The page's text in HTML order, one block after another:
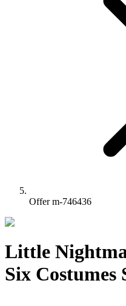
Offer m-746436
Little
Six Costumes